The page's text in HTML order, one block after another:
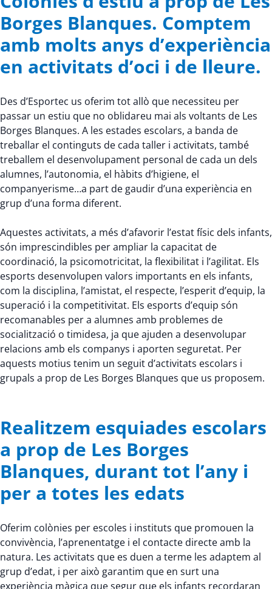
Borges Blanques. Comptem
amb molts anys d’experiència
en activitats d’oci i de lleure.
Des d’Esportec us oferim tot allò que necessiteu per
passar un estiu que no oblidareu mai als voltants de Les
Borges Blanques. A les estades escolars, a banda de
treballar el continguts de cada taller i activitats, també
treballem el desenvolupament personal de cada un dels
alumnes, l’autonomia, el hàbits d’higiene, el
companyerisme…a part de gaudir d’una experiència en
grup d’una forma diferent.
Aquestes activitats, a més d’afavorir l’estat físic dels infants,
són imprescindibles per ampliar la capacitat de
coordinació, la psicomotricitat, la flexibilitat i l’agilitat. Els
esports desenvolupen valors importants en els infants,
com la disciplina, l’amistat, el respecte, l’esperit d’equip, la
superació i la competitivitat. Els esports d’equip són
recomanables per a alumnes amb problemes de
socialització o timidesa, ja que ajuden a desenvolupar
relacions amb els companys i aporten seguretat. Per
aquests motius tenim un seguit d’activitats escolars i
grupals a prop de Les Borges Blanques que us proposem.
Realitzem esquiades escolars
a prop de Les Borges
Blanques, durant tot l’any i
per a totes les edats
Oferim colònies per escoles i instituts que promouen la
convivència, l’aprenentatge i el contacte directe amb la
natura. Les activitats que es duen a terme les adaptem al
grup d’edat, i per això garantim que en surt una
experiència màgica que segur que els infants recordaran